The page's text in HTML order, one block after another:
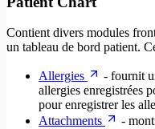
Contient divers modules
un tableau de bord patient.
Allergies
- fournit
allergies enregistrées
pour enregistrer les
Attachments
-